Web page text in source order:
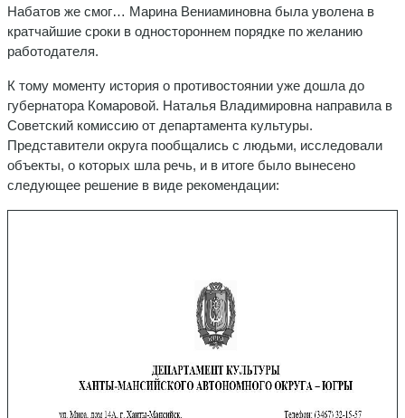
Набатов же смог… Марина Вениаминовна была уволена в
кратчайшие сроки в одностороннем порядке по желанию
работодателя.
К тому моменту история о противостоянии уже дошла до
губернатора Комаровой. Наталья Владимировна направила в
Советский комиссию от департамента культуры.
Представители округа пообщались с людьми, исследовали
объекты, о которых шла речь, и в итоге было вынесено
следующее решение в виде рекомендации: